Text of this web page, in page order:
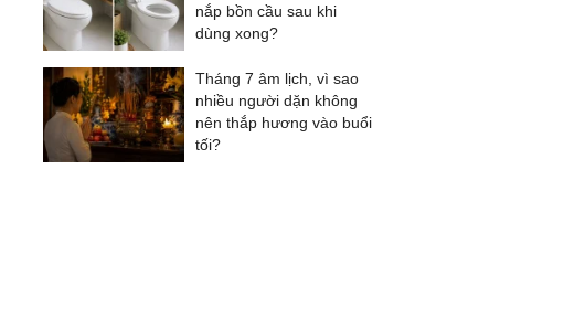
nắp bồn cầu sau khi
dùng xong?
Tháng 7 âm lịch, vì sao
nhiều người dặn không
nên thắp hương vào buổi
tối?